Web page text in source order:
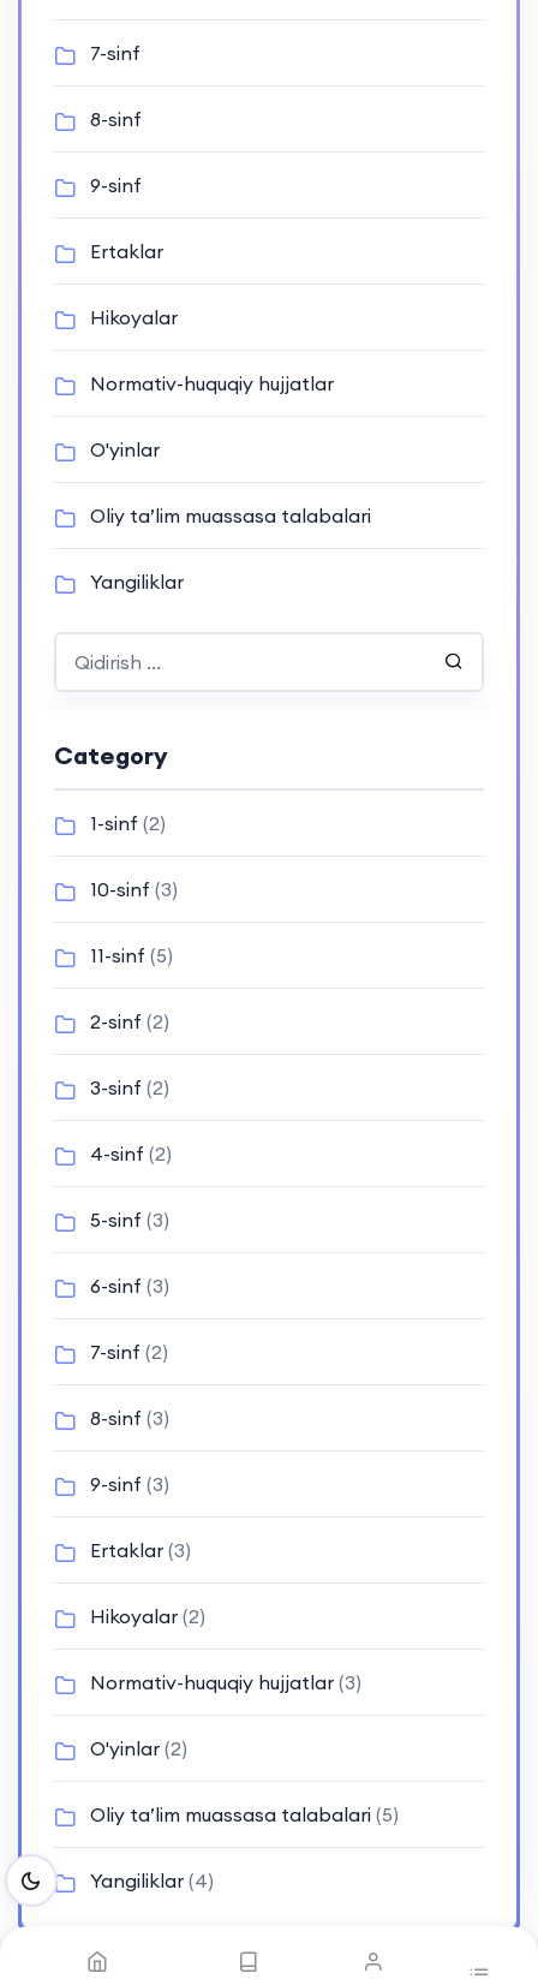
7-sinf
8-sinf
9-sinf
Ertaklar
Hikoyalar
Normativ-huquqiy hujjatlar
O'yinlar
Oliy ta’lim muassasa talabalari
Yangiliklar
Category
1-sinf (2)
10-sinf (3)
11-sinf (5)
2-sinf (2)
3-sinf (2)
4-sinf (2)
5-sinf (3)
6-sinf (3)
7-sinf (2)
8-sinf (3)
9-sinf (3)
Ertaklar (3)
Hikoyalar (2)
Normativ-huquqiy hujjatlar (3)
O'yinlar (2)
Oliy ta’lim muassasa talabalari (5)
Yangiliklar (4)